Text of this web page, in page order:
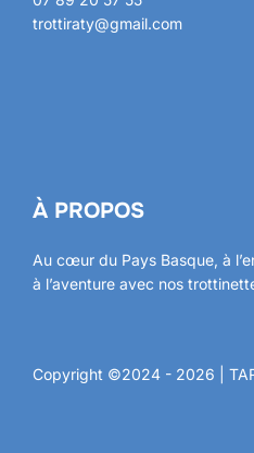
trottiraty@gmail.com
À PROPOS
Au cœur du Pays Basque, à
à l’aventure avec nos
Copyright ©2024 - 2026 |